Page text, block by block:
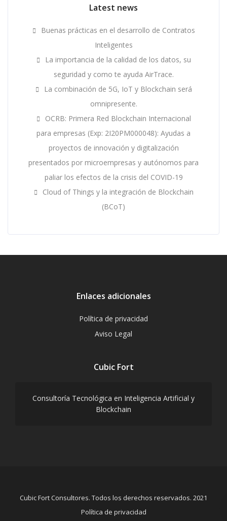
Latest news
Buenas prácticas en el desarrollo de Contratos
Inteligentes
La importancia de la calidad de los datos, su
seguridad y como te ayuda AirTrace.
La combinación de 5G, IoT y Blockchain será
omnipresente.
OCRB: Primera Red Blockchain Internacional
para empresas (Exp: 2I20PM000048): Ayudas a
proyectos de innovación y digitalización
presentados por microempresas y autónomos para
paliar los efectos de la crisis del COVID-19
Cloud of Things y la integración de Blockchain
(BCoT)
Enlaces adicionales
Política de privacidad
Aviso Legal
Cubic Fort
Consultoría Tecnológica en Inteligencia Artificial y
Blockchain
Cubic Fort Consultores. Todos los derechos reservados. 2021
Política de privacidad